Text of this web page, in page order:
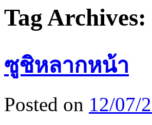
Tag Archives:
ซูชิหลากหน้า
Posted on 12/07/